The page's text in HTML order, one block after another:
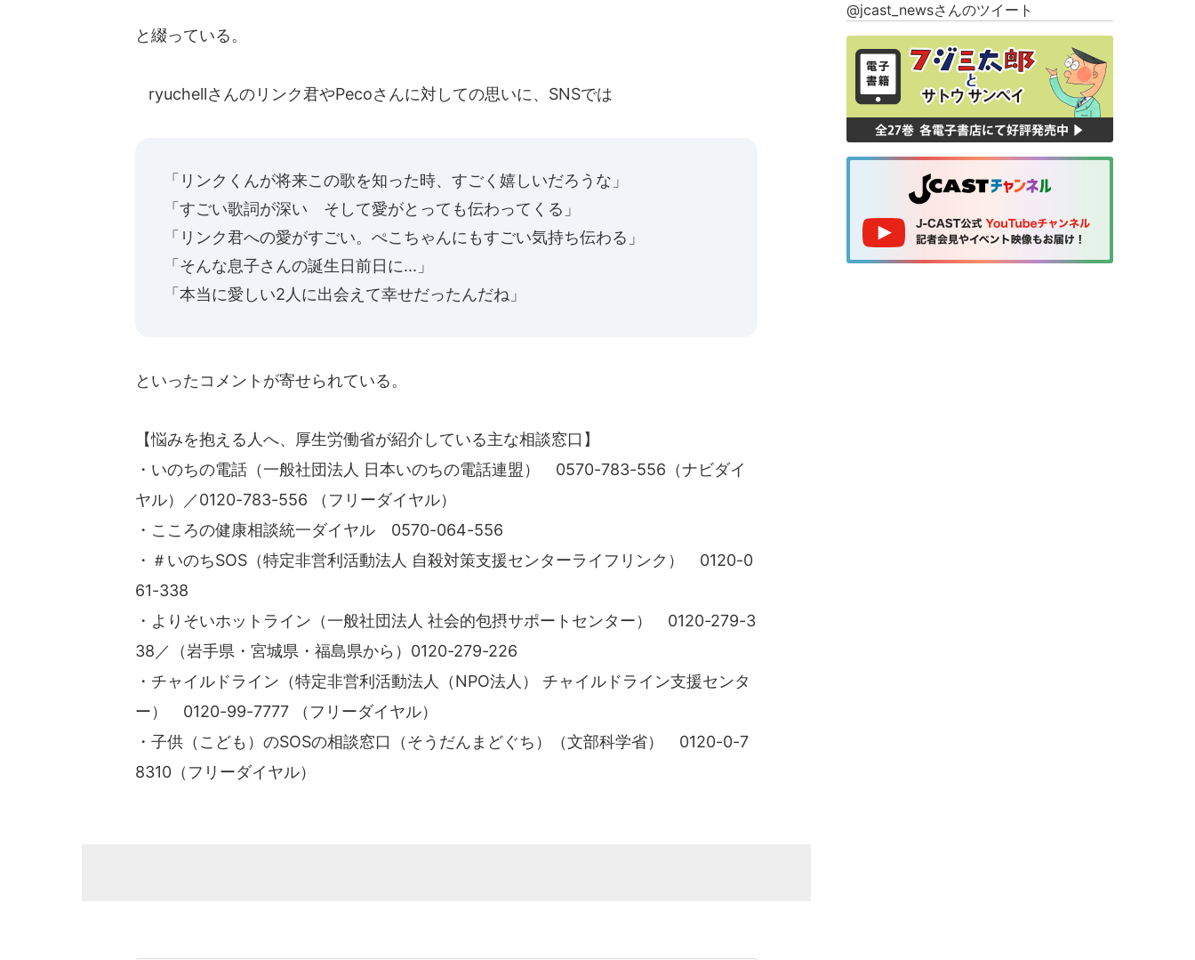
と綴っている。
ryuchellさんのリンク君やPecoさんに対しての思いに、SNSでは
「リンクくんが将来この歌を知った時、すごく嬉しいだろうな」
「すごい歌詞が深い そして愛がとっても伝わってくる」
「リンク君への愛がすごい。ぺこちゃんにもすごい気持ち伝わる」
「そんな息子さんの誕生日前日に...」
「本当に愛しい2人に出会えて幸せだったんだね」
といったコメントが寄せられている。
【悩みを抱える人へ、厚生労働省が紹介している主な相談窓口】
・いのちの電話（一般社団法人 日本いのちの電話連盟） 0570-783-556（ナビダイ
ヤル）／0120-783-556 （フリーダイヤル）
・こころの健康相談統一ダイヤル 0570-064-556
・＃いのちSOS（特定非営利活動法人 自殺対策支援センターライフリンク） 0120-0
61-338
・よりそいホットライン（一般社団法人 社会的包摂サポートセンター） 0120-279-3
38／（岩手県・宮城県・福島県から）0120-279-226
・チャイルドライン（特定非営利活動法人（NPO法人） チャイルドライン支援センタ
ー） 0120-99-7777 （フリーダイヤル）
・子供（こども）のSOSの相談窓口（そうだんまどぐち）（文部科学省） 0120-0-7
8310（フリーダイヤル）
@jcast_newsさんのツイート